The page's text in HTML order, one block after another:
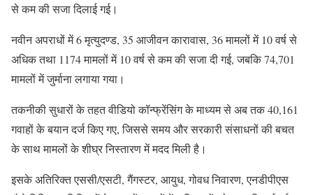
से कम की सजा दिलाई गई।
नवीन अपराधों में 6 मृत्युदण्ड, 35 आजीवन कारावास, 36 मामलों में 10 वर्ष से
अधिक तथा 1174 मामलों में 10 वर्ष से कम की सजा दी गई, जबकि 74,701
मामलों में जुर्माना लगाया गया।
तकनीकी सुधारों के तहत वीडियो कॉन्फ्रेंसिंग के माध्यम से अब तक 40,161
गवाहों के बयान दर्ज किए गए, जिससे समय और सरकारी संसाधनों की बचत
के साथ मामलों के शीघ्र निस्तारण में मदद मिली है।
इसके अतिरिक्त एससी/एसटी, गैंगस्टर, आयुध, गोवध निवारण, एनडीपीएस